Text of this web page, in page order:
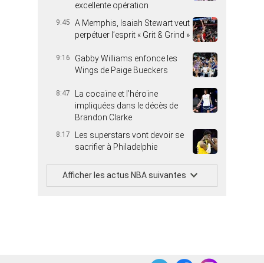
excellente opération
9:45
A Memphis, Isaiah Stewart veut
perpétuer l’esprit « Grit & Grind »
9:16
Gabby Williams enfonce les
Wings de Paige Bueckers
8:47
La cocaïne et l’héroïne
impliquées dans le décès de
Brandon Clarke
8:17
Les superstars vont devoir se
sacrifier à Philadelphie
Afficher les actus NBA suivantes